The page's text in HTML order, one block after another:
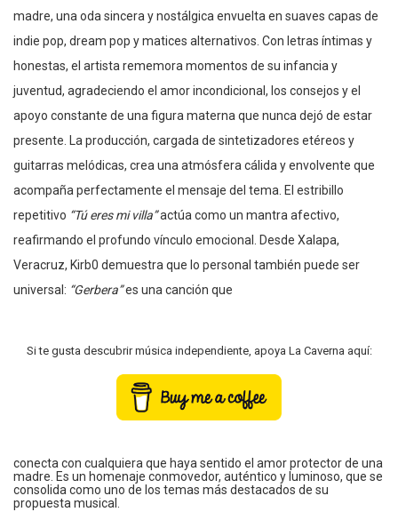
madre, una oda sincera y nostálgica envuelta en suaves capas de
indie pop, dream pop y matices alternativos. Con letras íntimas y
honestas, el artista rememora momentos de su infancia y
juventud, agradeciendo el amor incondicional, los consejos y el
apoyo constante de una figura materna que nunca dejó de estar
presente. La producción, cargada de sintetizadores etéreos y
guitarras melódicas, crea una atmósfera cálida y envolvente que
acompaña perfectamente el mensaje del tema. El estribillo
repetitivo “Tú eres mi villa”actúa como un mantra afectivo,
reafirmando el profundo vínculo emocional. Desde Xalapa,
Veracruz, Kirb0 demuestra que lo personal también puede ser
universal: “Gerbera”es una canción que
Si te gusta descubrir música independiente, apoya La Caverna aquí:
conecta con cualquiera que haya sentido el amor protector de una
madre. Es un homenaje conmovedor, auténtico y luminoso, que se
consolida como uno de los temas más destacados de su
propuesta musical.